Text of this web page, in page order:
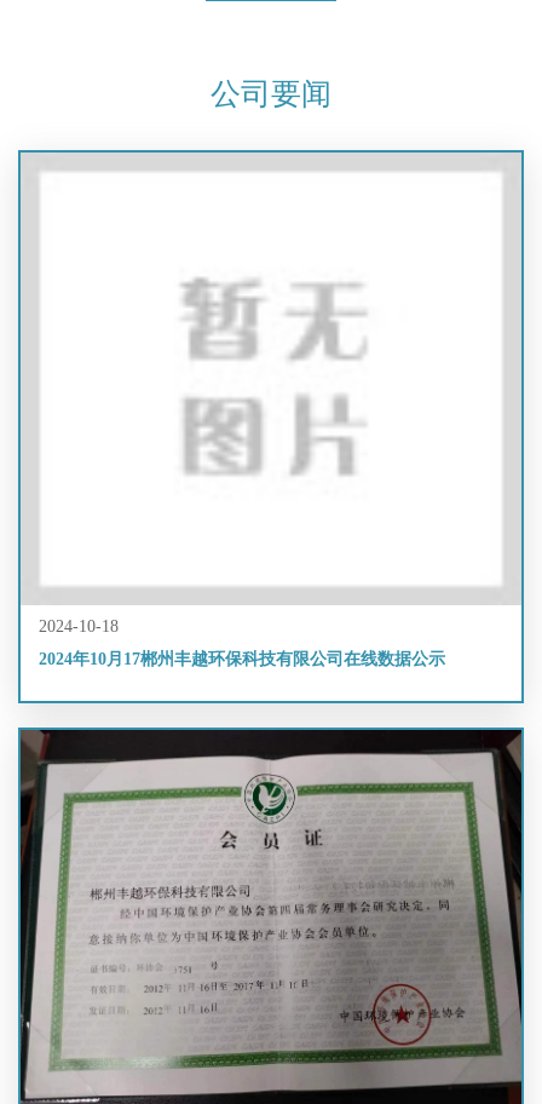
公司要闻
2024-10-18
2024年10月17郴州丰越环保科技有限公司在线数据公示